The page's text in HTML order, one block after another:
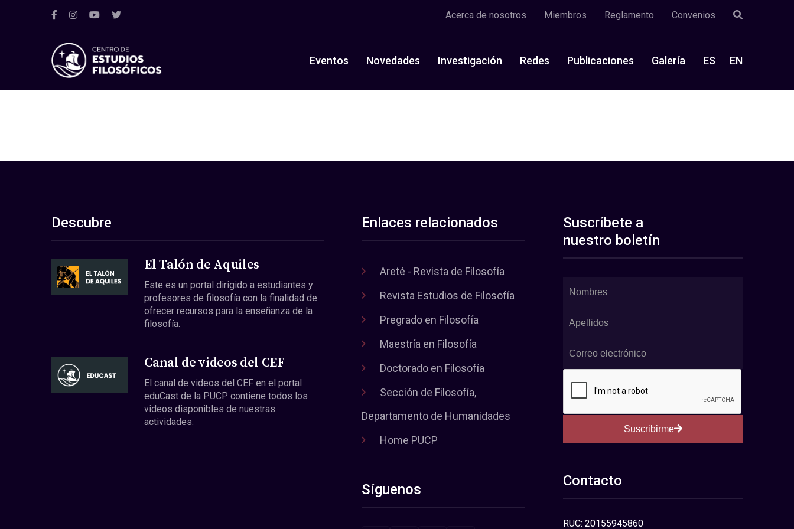
Acerca de nosotros Miembros Reglamento Convenios
Eventos Novedades Investigación Redes Publicaciones Galería ES EN
Descubre
El Talón de Aquiles
Este es un portal dirigido a estudiantes y
profesores de filosofía con la finalidad de
ofrecer recursos para la enseñanza de la
filosofía.
Canal de videos del CEF
El canal de videos del CEF en el portal
eduCast de la PUCP contiene todos los
videos disponibles de nuestras
actividades.
Enlaces relacionados
Areté - Revista de Filosofía
Revista Estudios de Filosofía
Pregrado en Filosofía
Maestría en Filosofía
Doctorado en Filosofía
Sección de Filosofía,
Departamento de Humanidades
Home PUCP
Síguenos
Suscríbete a
nuestro boletín
Suscribirme
Contacto
RUC: 20155945860